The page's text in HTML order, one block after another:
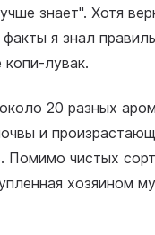
знает". Хотя
я знал
лувак.
20 разных
и
Помимо чистых
хозяином